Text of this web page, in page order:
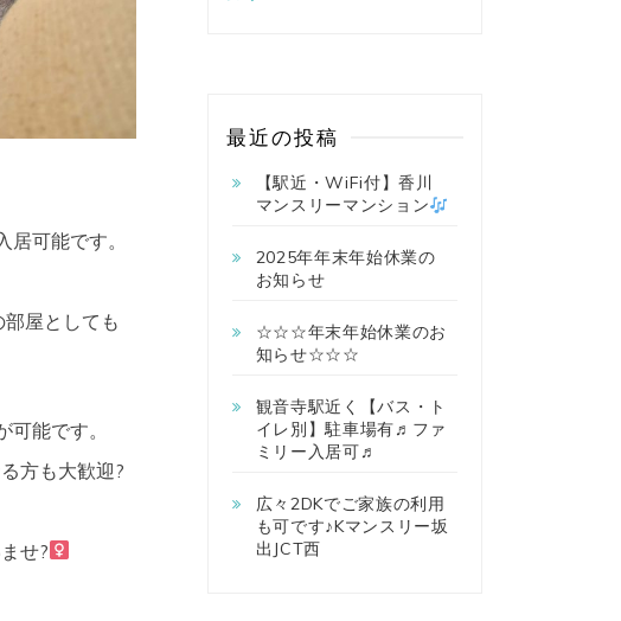
可能です。
屋としても
能です。
方も大歓迎?
せ?‍
最近の投稿
【駅近・WiFi付】香川
マンスリーマンション
2025年年末年始休業の
お知らせ
☆☆☆年末年始休業のお
知らせ☆☆☆
観音寺駅近く【バス・ト
イレ別】駐車場有♬ファ
ミリー入居可♬
広々2DKでご家族の利用
も可です♪Kマンスリー坂
出JCT西